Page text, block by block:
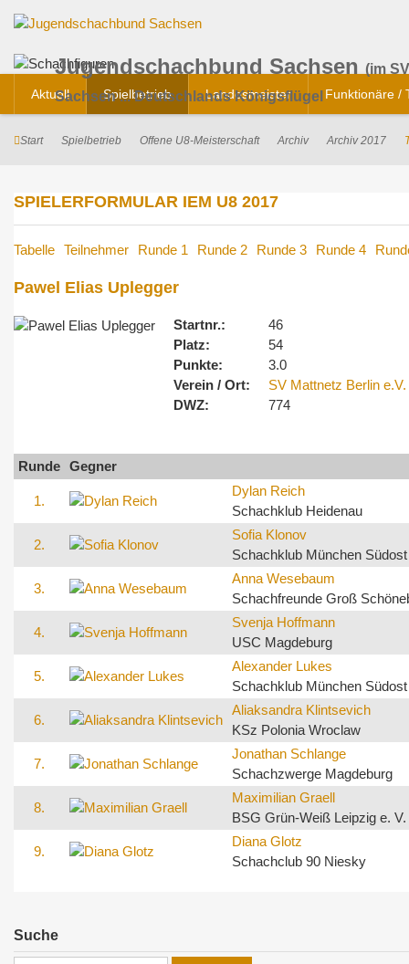
Jugendschachbund Sachsen (im
Sachsen ... Deutschlands Königsflügel
Aktuell Spielbetrieb Landesmeister Funktionäre /
Start Spielbetrieb Offene U8-Meisterschaft Archiv Archiv 2017
SPIELERFORMULAR IEM U8 2017
Tabelle Teilnehmer Runde 1 Runde 2 Runde 3 Runde 4
Pawel Elias Uplegger
Startnr.:
46
Platz:
54
Punkte:
3.0
Verein / Ort:
SV Mattnetz Berlin e.V.
DWZ:
774
Runde Gegner
1.
Dylan Reich
Schachklub Heidenau
2.
Sofia Klonov
Schachklub München
3.
Anna Wesebaum
Schachfreunde Groß
4.
Svenja Hoffmann
USC Magdeburg
5.
Alexander Lukes
Schachklub München
6.
Aliaksandra Klintsevich
KSz Polonia Wroclaw
7.
Jonathan Schlange
Schachzwerge Magdeburg
8.
Maximilian Graell
BSG Grün-Weiß Leipzig e. V.
9.
Diana Glotz
Schachclub 90 Niesky
Suche